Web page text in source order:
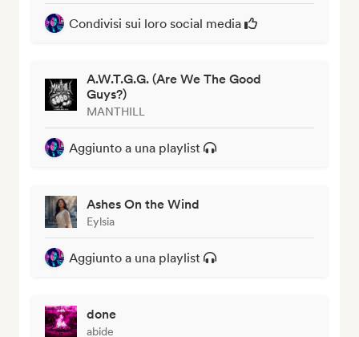
Condivisi sui loro social media
A.W.T.G.G. (Are We The Good
Guys?)
MANTHILL
Aggiunto a una playlist
Ashes On the Wind
Eylsia
Aggiunto a una playlist
done
abide